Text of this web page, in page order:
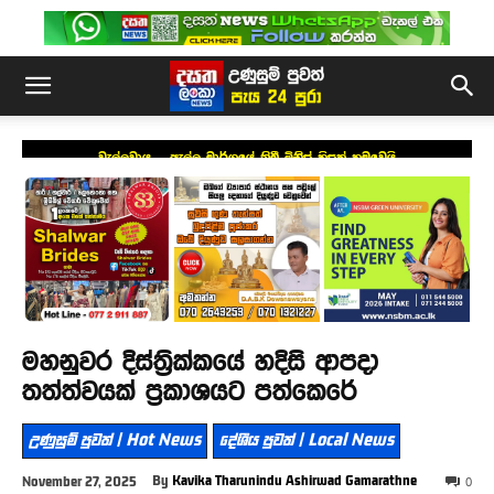
වැල්ලවාය – ඇල්ල මාර්ගයේ තිබී මිනිස් හිසක් හමුවෙයි
මහනුවර දිස්ත්‍රික්කයේ හදිසි ආපදා
තත්ත්වයක් ප්‍රකාශයට පත්කෙරේ
උණුසුම් පුවත් | Hot News දේශීය පුවත් | Local News
November 27, 2025 By Kavika Tharunindu Ashirwad Gamarathne 0